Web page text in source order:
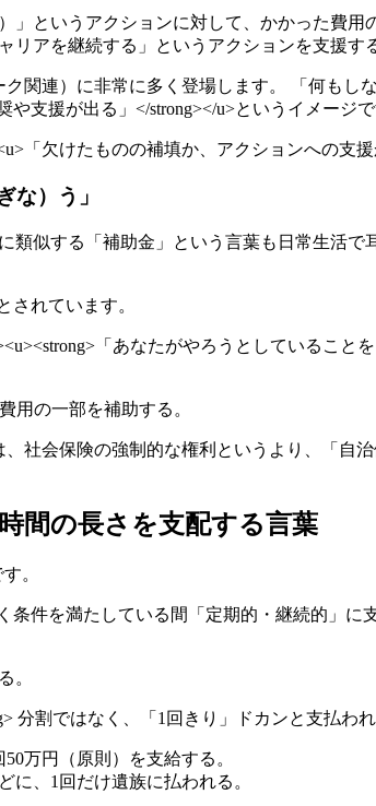
」というアクションに対して、かかった費用
リアを継続する」というアクションを支援す
関連）に非常に多く登場します。 「何もし
支援が出る」</strong></u>というイメージで
欠けたものの補填か、アクションへの支
な）う」
似する「補助金」という言葉も日常生活で
れています。
「あなたがやろうとしていること
用の一部を補助する。
社会保険の強制的な権利というより、「自
間の長さを支配する言葉
。
条件を満たしている間「定期的・継続的」に
。
分割ではなく、「1回きり」ドカンと支払われ
万円（原則）を支給する。
に、1回だけ遺族に払われる。